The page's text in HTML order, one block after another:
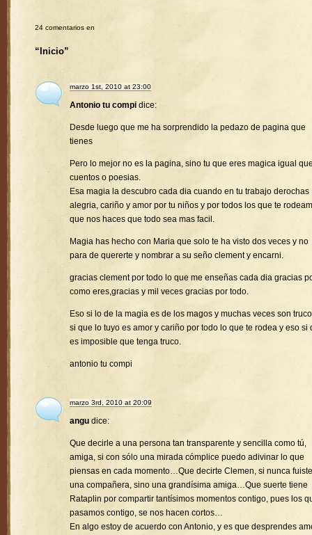
24 comentarios en
“Inicio”
marzo 1st, 2010 at 23:00
Antonio tu compi dice:
Desde luego que me ha sorprendido la pedazo de pagina que
tienes
Pero lo mejor no es la pagina, sino tu que eres magica igual
cuentos o poesias.
Esa magia la descubro cada dia cuando en tu trabajo derochas
alegria, cariño y amor por tu niños y por todos los que te
que nos haces que todo sea mas facil.
Magia has hecho con Maria que solo te ha visto dos veces y no
para de quererte y nombrar a su seño clement y encarni.
gracias clement por todo lo que me enseñas cada dia gracias
como eres,gracias y mil veces gracias por todo.
Eso si lo de la magia es de los magos y muchas veces son
si que lo tuyo es amor y cariño por todo lo que te rodea y eso si
es imposible que tenga truco.
antonio tu compi
marzo 3rd, 2010 at 20:09
angu dice:
Que decirle a una persona tan transparente y sencilla como tú,
amiga, si con sólo una mirada cómplice puedo adivinar lo que
piensas en cada momento…Que decirte Clemen, si nunca fuiste
una compañera, sino una grandísima amiga…Que suerte tiene
Rataplin por compartir tantísimos momentos contigo, pues los
pasamos contigo, se nos hacen cortos…
En algo estoy de acuerdo con Antonio, y es que desprendes